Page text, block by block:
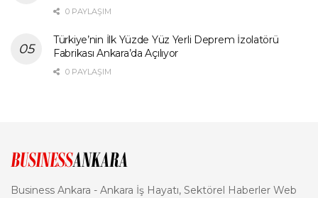
0 PAYLAŞIM
Türkiye’nin İlk Yüzde Yüz Yerli Deprem İzolatörü
Fabrikası Ankara’da Açılıyor
0 PAYLAŞIM
Business Ankara - Ankara İş Hayatı, Sektörel Haberler Web